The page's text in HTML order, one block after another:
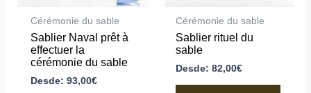
Cérémonie du sable
Sablier Naval prêt à
effectuer la
cérémonie du sable
Desde: 93,00€
la
du
produit
Cérémonie du sable
Sablier rituel du
sable
Desde:82,00€
la
du
produit